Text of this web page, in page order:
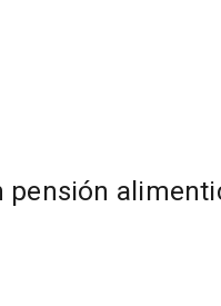
pensión